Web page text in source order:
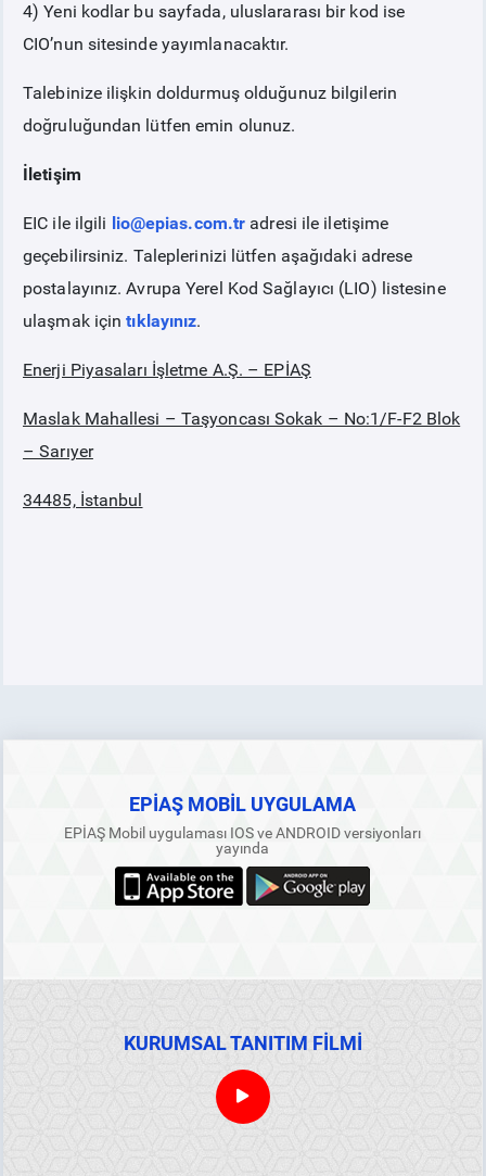
4) Yeni kodlar bu sayfada, uluslararası bir kod ise
CIO’nun sitesinde yayımlanacaktır.
Talebinize ilişkin doldurmuş olduğunuz bilgilerin
doğruluğundan lütfen emin olunuz.
İletişim
EIC ile ilgili lio@epias.com.tr adresi ile iletişime
geçebilirsiniz. Taleplerinizi lütfen aşağıdaki adrese
postalayınız. Avrupa Yerel Kod Sağlayıcı (LIO) listesine
ulaşmak içintıklayınız.
Enerji Piyasaları İşletme A.Ş. – EPİAŞ
Maslak Mahallesi – Taşyoncası Sokak – No:1/F-F2 Blok
– Sarıyer
34485, İstanbul
EPİAŞ MOBİL UYGULAMA
EPİAŞ Mobil uygulaması IOS ve ANDROID versiyonları
yayında
KURUMSAL TANITIM FİLMİ